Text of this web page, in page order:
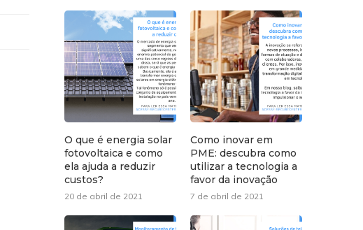
O que é energia solar
fotovoltaica e como
ela ajuda a reduzir
custos?
20 de abril de 2021
Como inovar em
PME: descubra como
utilizar a tecnologia a
favor da inovação
7 de abril de 2021